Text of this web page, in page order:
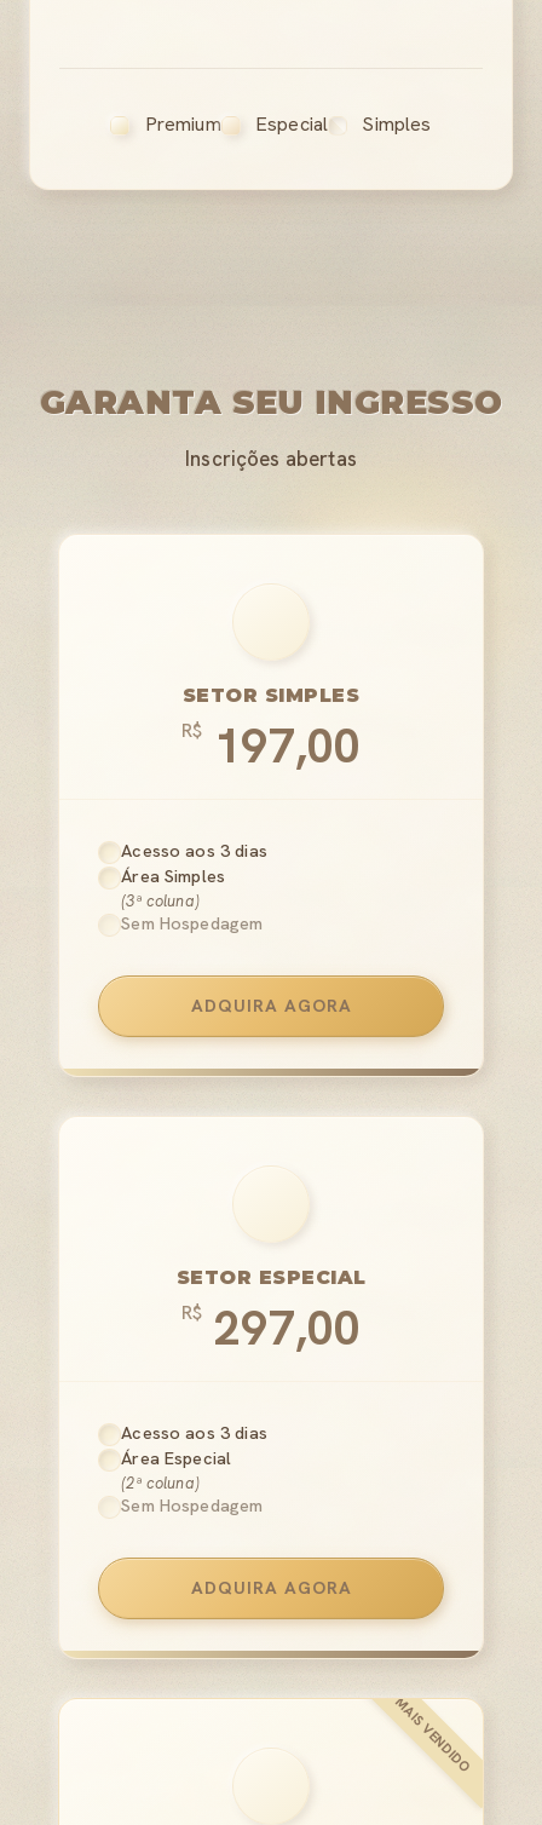
Premium Especial Simples
GARANTA SEU INGRESSO
Inscrições abertas
SETOR SIMPLES
R$ 197,00
Acesso aos 3 dias
Área Simples
(3ª coluna)
Sem Hospedagem
ADQUIRA AGORA
SETOR ESPECIAL
R$ 297,00
Acesso aos 3 dias
Área Especial
(2ª coluna)
Sem Hospedagem
ADQUIRA AGORA